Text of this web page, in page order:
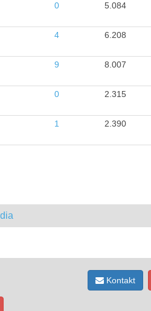
0 5.084
4 6.208
9 8.007
0 2.315
1 2.390
Kontakt